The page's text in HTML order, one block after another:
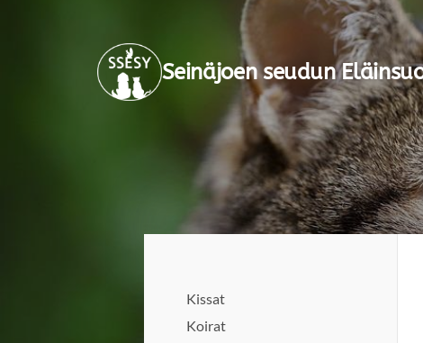
Seinäjoen seudun
Kissat
Koirat